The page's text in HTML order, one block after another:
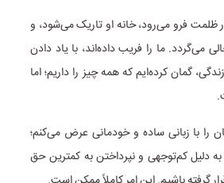
ظلمت فرو می‌رود، خانه او تاریک می‌شود، و
می‌گردد. ما را فریب داده‌اند، با یاد دادن
گمان کرده‌ایم که همه چیز را داریم؛ اما
را با زبانی ساده و خودمانی عرض می‌کنم؛
دلیل کم‌توجهی و نپرداختن به کمترین حق